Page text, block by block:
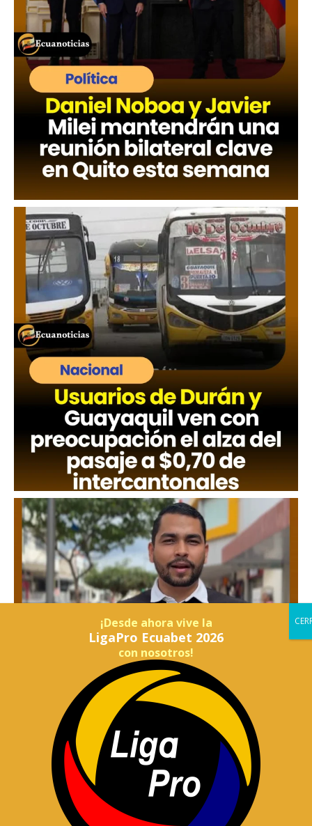
¡Desde ahora vive la
LigaPro Ecuabet 2026
con nosotros!